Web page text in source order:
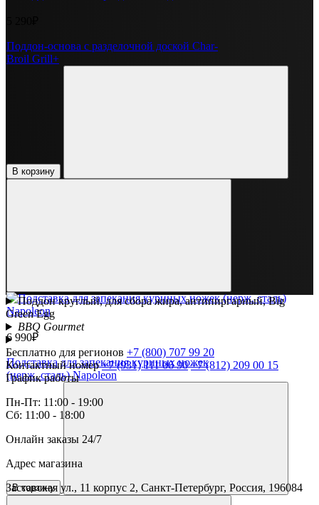
Поддон-основа с разделочной доской Char-
Broil Grill+
В корзину
6 990₽
Подставка для запекания куриных ножек
(нерж. сталь) Napoleon
В корзину
Поддон круглый, для сбора жира, антипиргарный, Big
Green Egg
BBQ Gourmet
Бесплатно для регионов +7 (800) 707 99 20
Контактный номер +7 (931) 111 06 90 +7 (812) 209 00 15
График работы
Пн-Пт: 11:00 - 19:00
Сб: 11:00 - 18:00
Онлайн заказы 24/7
Адрес магазина
Заставская ул., 11 корпус 2, Санкт-Петербург, Россия, 196084